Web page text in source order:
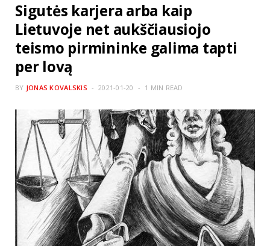
Sigutės karjera arba kaip
Lietuvoje net aukščiausiojo
teismo pirmininke galima tapti
per lovą
BY JONAS KOVALSKIS 2021-01-20 1 MIN READ